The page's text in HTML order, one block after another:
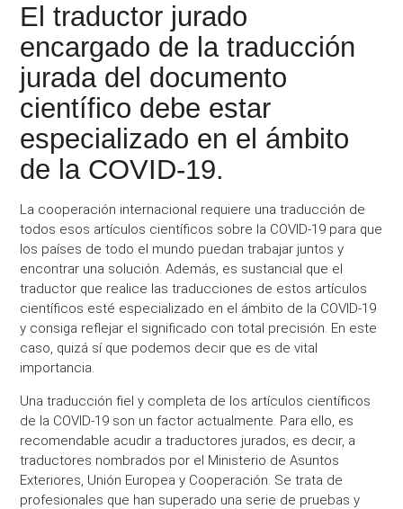
El traductor jurado
encargado de la traducción
jurada del documento
científico debe estar
especializado en el ámbito
de la COVID-19.
La cooperación internacional requiere una traducción de
todos esos artículos científicos sobre la COVID-19 para que
los países de todo el mundo puedan trabajar juntos y
encontrar una solución. Además, es sustancial que el
traductor que realice las traducciones de estos artículos
científicos esté especializado en el ámbito de la COVID-19
y consiga reflejar el significado con total precisión. En este
caso, quizá sí que podemos decir que es de vital
importancia.
Una traducción fiel y completa de los artículos científicos
de la COVID-19 son un factor actualmente. Para ello, es
recomendable acudir a traductores jurados, es decir, a
traductores nombrados por el Ministerio de Asuntos
Exteriores, Unión Europea y Cooperación. Se trata de
profesionales que han superado una serie de pruebas y